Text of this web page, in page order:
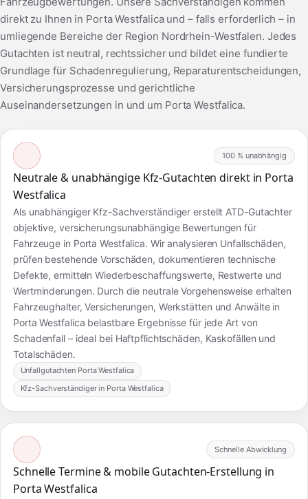
direkt zu Ihnen in Porta Westfalica und – falls erforderlich – in
umliegende Bereiche der Region Nordrhein-Westfalen. Jedes
Gutachten ist neutral, rechtssicher und bildet eine fundierte
Grundlage für Schadenregulierung, Reparaturentscheidungen,
Versicherungsprozesse und gerichtliche
Auseinandersetzungen in und um Porta Westfalica.
100 % unabhängig
Neutrale & unabhängige Kfz-Gutachten direkt in Porta
Westfalica
Als unabhängiger Kfz-Sachverständiger erstellt ATD-Gutachter
objektive, versicherungsunabhängige Bewertungen für
Fahrzeuge in Porta Westfalica. Wir analysieren Unfallschäden,
prüfen bestehende Vorschäden, dokumentieren technische
Defekte, ermitteln Wiederbeschaffungswerte, Restwerte und
Wertminderungen. Durch die neutrale Vorgehensweise erhalten
Fahrzeughalter, Versicherungen, Werkstätten und Anwälte in
Porta Westfalica belastbare Ergebnisse für jede Art von
Schadenfall – ideal bei Haftpflichtschäden, Kaskofällen und
Totalschäden.
Unfallgutachten Porta Westfalica
Kfz-Sachverständiger in Porta Westfalica
Schnelle Abwicklung
Schnelle Termine & mobile Gutachten-Erstellung in
Porta Westfalica